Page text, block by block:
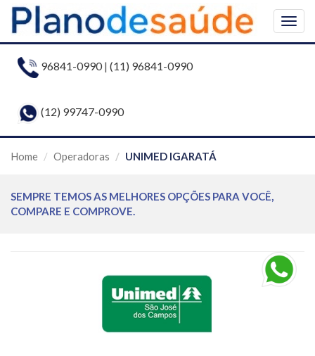
96841-0990| (11) 96841-0990
(12) 99747-0990
Home Operadoras UNIMED IGARATÁ
SEMPRE TEMOS AS MELHORES OPÇÕES PARA VOCÊ,
COMPARE E COMPROVE.